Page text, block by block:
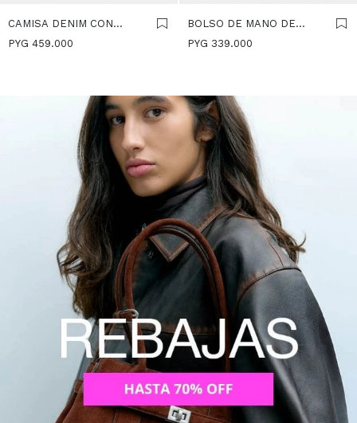
CAMISA DENIM CON
BOLSILLO - AZUL
PYG 459.000
BOLSO DE MANO DE
EFECTO PIEL CON
PYG 339.000